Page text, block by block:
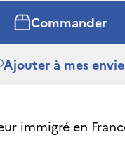
Commander
Ajouter à mes
immigré en